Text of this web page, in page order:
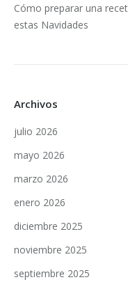
Cómo preparar una
estas Navidades
Archivos
julio 2026
mayo 2026
marzo 2026
enero 2026
diciembre 2025
noviembre 2025
septiembre 2025